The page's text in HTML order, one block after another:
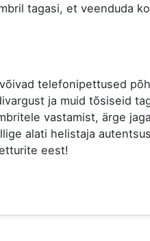
tagasi, et veenduda
telefonipettused
ja muid tõsiseid
vastamist, ärge
alati helistaja
eest!